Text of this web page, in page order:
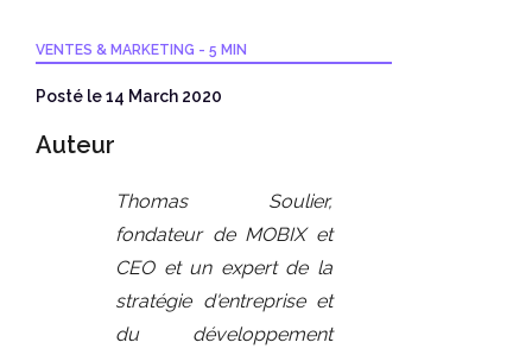
VENTES & MARKETING - 5 MIN
Posté le 14 March 2020
Auteur
Thomas Soulier,
fondateur de MOBIX et
CEO et un expert de la
stratégie d'entreprise et
du développement